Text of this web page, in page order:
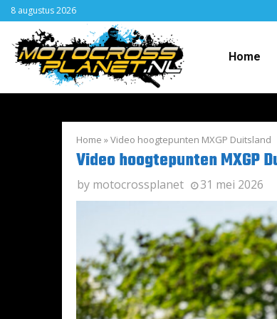
8 augustus 2026
Home
Home »Video hoogtepunten MXGP Duitsland
Video hoogtepunten MXGP
by motocrossplanet 31 mei 2026